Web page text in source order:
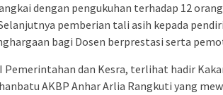
dengan pengukuhan terhadap 12
pemberian tali asih kepada
bagi Dosen berprestasi serta
Pemerintahan dan Kesra, terlihat hadir
AKBP Anhar Arlia Rangkuti yang